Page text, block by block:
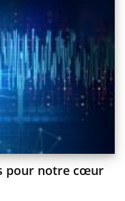
pour notre cœur